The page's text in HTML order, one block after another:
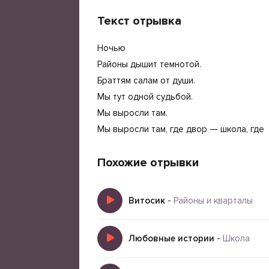
Текст отрывка
Ночью
Районы дышит темнотой.
Браттям салам от души.
Мы тут одной судьбой.
Мы выросли там.
Мы выросли там, где двор — школа, где
Похожие отрывки
Витосик - Районы и кварталы
Любовные истории - Школа